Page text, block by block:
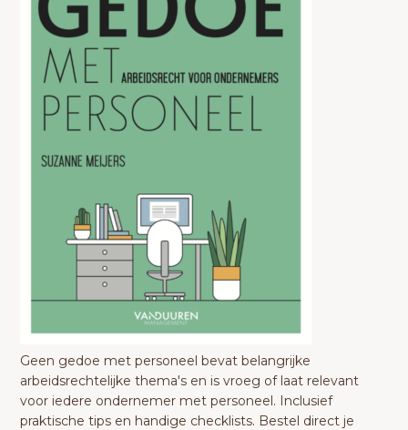
Geen gedoe met personeel bevat belangrijke
arbeidsrechtelijke thema's en is vroeg of laat relevant
voor iedere ondernemer met personeel. Inclusief
praktische tips en handige checklists. Bestel direct je